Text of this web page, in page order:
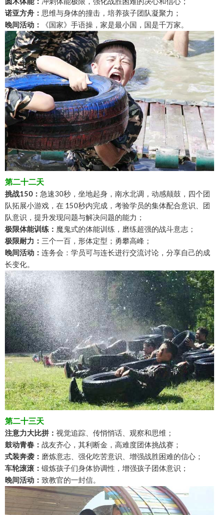
诺亚方舟： 思维与身体的撞击，培养孩子团队凝聚力；
晚间活动：
《国家》手语操，家是最小国，国是千万家。
第二十二天
挑战150： 急速30秒，坐地起身，南水北调，动感颠鼓，四个团
队拓展小游戏，在 150秒内完成，考验学员的集体配合意识、团
队意识，提升发现问题与解决问题的能力；
极限体能训练： 魔鬼式的体能训练，磨练超强的战斗意志；
极限耐力： 三个一百，形体定型；勇攀高峰；
晚间活动： 连务会：学员可与连长进行交流讨论，分享自己的成
长变化。
第二十三天
注意力大比拼： 视觉追踪、传悄悄话、观察和思维；
鼓动青春： 战友齐心，其利断金，高难度团体挑战赛；
式装奔袭： 磨炼意志、强化吃苦意识、增强战胜困难的信心；
车轮滚滚： 锻炼孩子们身体协调性，增强孩子团体意识；
晚间活动： 致教官的一封信。